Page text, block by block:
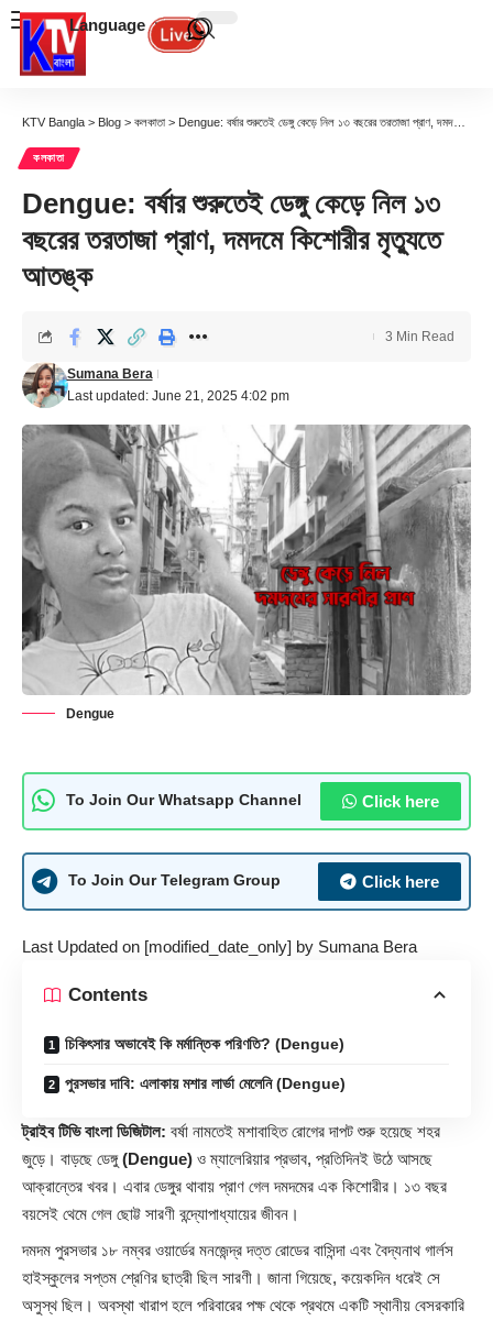
Language
KTV Bangla > Blog > কলকাতা > Dengue: বর্ষার শুরুতেই ডেঙ্গু কেড়ে নিল ১৩ বছরের তরতাজা প্রাণ, দমদমে কিশোরীর মৃত্যুতে আতঙ্ক
কলকাতা
Dengue: বর্ষার শুরুতেই ডেঙ্গু কেড়ে নিল ১৩
বছরের তরতাজা প্রাণ, দমদমে কিশোরীর মৃত্যুতে
আতঙ্ক
Last updated: June 21, 2025 4:02 pm
Sumana Bera
3 Min Read
Dengue
To Join Our Whatsapp Channel Click here
To Join Our Telegram Group Click here
Last Updated on [modified_date_only] by Sumana Bera
Contents
চিকিৎসার অভাবেই কি মর্মান্তিক পরিণতি? (Dengue)
পুরসভার দাবি: এলাকায় মশার লার্ভা মেলেনি (Dengue)
ট্রাইব টিভি বাংলা ডিজিটাল: বর্ষা নামতেই মশাবাহিত রোগের দাপট শুরু হয়েছে শহর
জুড়ে। বাড়ছে ডেঙ্গু(Dengue) ও ম্যালেরিয়ার প্রভাব, প্রতিদিনই উঠে আসছে
আক্রান্তের খবর। এবার ডেঙ্গুর থাবায় প্রাণ গেল দমদমের এক কিশোরীর। ১৩ বছর
বয়সেই থেমে গেল ছোট্ট সারণী বন্দ্যোপাধ্যায়ের জীবন।
দমদম পুরসভার ১৮ নম্বর ওয়ার্ডের মনজেন্দ্র দত্ত রোডের বাসিন্দা এবং বৈদ্যনাথ গার্লস
হাইস্কুলের সপ্তম শ্রেণির ছাত্রী ছিল সারণী। জানা গিয়েছে, কয়েকদিন ধরেই সে
অসুস্থ ছিল। অবস্থা খারাপ হলে পরিবারের পক্ষ থেকে প্রথমে একটি স্থানীয় বেসরকারি